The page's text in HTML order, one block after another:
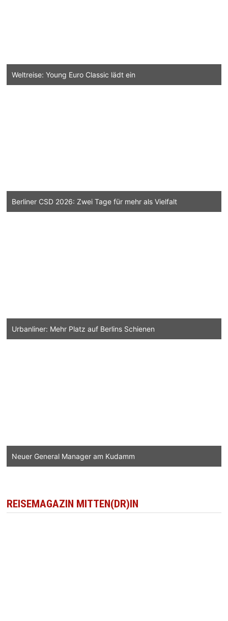
Weltreise: Young Euro Classic lädt ein
Berliner CSD 2026: Zwei Tage für mehr als Vielfalt
Urbanliner: Mehr Platz auf Berlins Schienen
Neuer General Manager am Kudamm
REISEMAGAZIN MITTEN(DR)IN